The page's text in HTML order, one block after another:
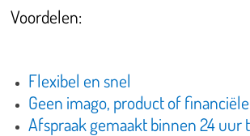
Voordelen:
Flexibel en snel
Geen imago, product of
Afspraak gemaakt binnen 24 uur